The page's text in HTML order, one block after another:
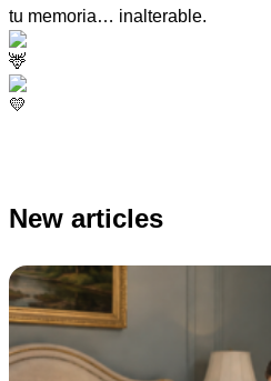
tu memoria… inalterable.
New articles